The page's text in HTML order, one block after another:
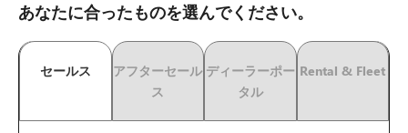
あなたに合ったものを選んでください。
セールス
アフターセール
ス
ディーラーポー
タル
Rental & Fleet